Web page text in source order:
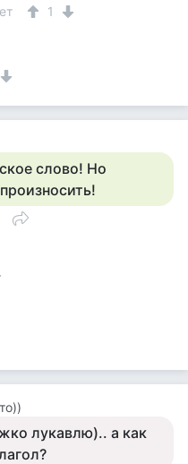
1
слово! Но
лукавлю).. а как